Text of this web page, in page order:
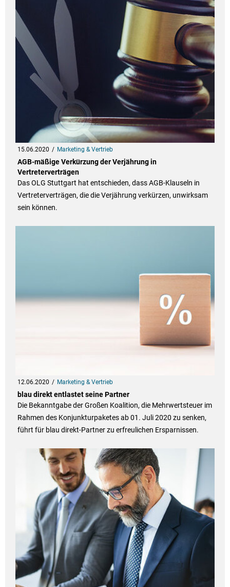
15.06.2020 Marketing & Vertrieb
AGB-mäßige Verkürzung der Verjährung in
Vertreterverträgen
Das OLG Stuttgart hat entschieden, dass AGB-Klauseln in
Vertreterverträgen, die die Verjährung verkürzen, unwirksam
sein können.
12.06.2020 Marketing & Vertrieb
blau direkt entlastet seine Partner
Die Bekanntgabe der Großen Koalition, die Mehrwertsteuer im
Rahmen des Konjunkturpaketes ab 01. Juli 2020 zu senken,
führt für blau direkt-Partner zu erfreulichen Ersparnissen.